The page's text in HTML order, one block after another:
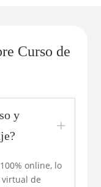
Curso de
y
L
online, lo
de